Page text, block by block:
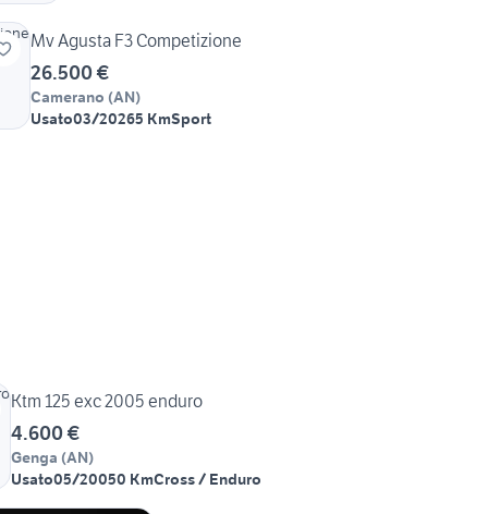
Mv Agusta F3 Competizione
26.500 €
Camerano (AN)
Usato03/20265 KmSport
Ktm 125 exc 2005 enduro
4.600 €
Genga (AN)
Usato05/20050 KmCross / Enduro